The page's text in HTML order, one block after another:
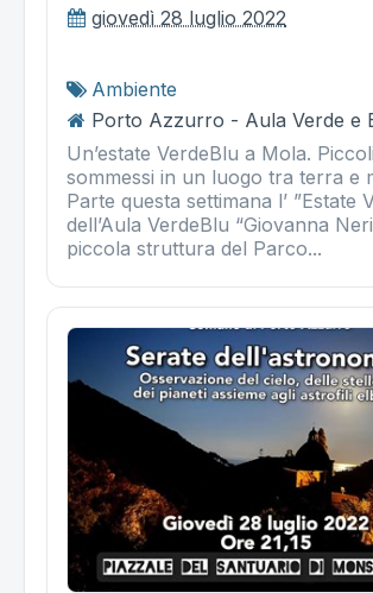
giovedì 28 luglio 2022
Ambiente
Porto Azzurro - Aula Verde e
Un’estate VerdeBlu a Mola.
sommessi in un luogo tra terra e
Parte questa settimana l’ ”Estate
dell’Aula VerdeBlu “Giovanna
piccola struttura del Parco...